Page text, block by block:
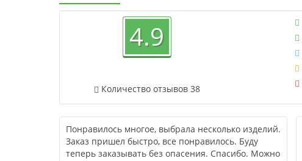
4.9
Количество отзывов 38
Понравилось многое, выбрала несколько изделий.
Заказ пришел быстро, все понравилось. Буду
теперь заказывать без опасения. Спасибо. Можно